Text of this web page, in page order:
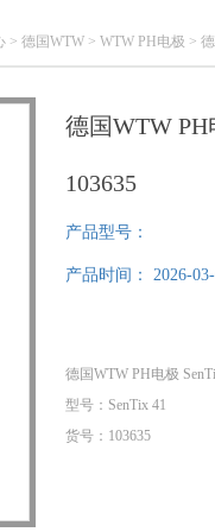
> 德国WTW > WTW PH电极 >
德国WTW PH
103635
产品型号：
产品时间： 2026-
德国WTW PH电极
型号：SenTix 41
货号：103635